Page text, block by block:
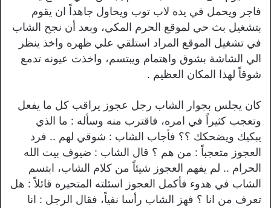
فاجر ويحمل في يده لاب توب ويحاول جاهداً ان يقوم
بتشغيل بث حي لموقع الحرم المكي، وبعد أن نجح الشاب
في تشغيل الموقع المراد استلقي علي ظهره واخذ ينظر
الي الشاشة بشوق واهتمام ويبتسم، واخذت عيونه تدمع
شوقاً لهذا المكان العظيم .
كان يجلس بجوار الشاب رجل عجوز يراقب كل ما يفعل
وتعجب كثيراً في امره، فاقترب منه وسأله : ما الذي
يبكيك ويضحكك ؟؟ فأجاب الشاب : شوقي لهم .. فرد
العجوز متعجباً : من هم ؟ قال الشاب : ضيوف بيت الله
الحرام .. لم يفهم العجوز شيئاً من كلام الشاب، ابتسم
الشاب في هدوء فأكمل العجوز اسئلته المتحيره قائلاً : هل
تعرف من انا ؟ فهز الشاب رأسا نفياً، فقال الرجل : انا